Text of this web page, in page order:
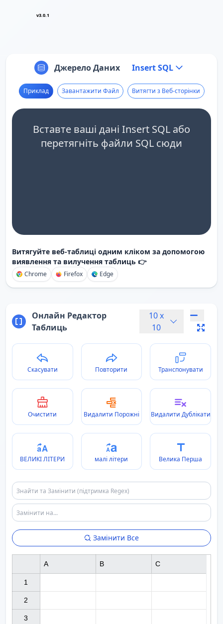
v3.0.1
Джерело Даних Insert SQL
Приклад Завантажити Файл Витягти з Веб-сторінки
Вставте ваші дані Insert SQL або
перетягніть файли SQL сюди
Витягуйте веб-таблиці одним кліком за допомогою
виявлення та вилучення таблиць 👉
Chrome Firefox Edge
Онлайн Редактор
Таблиць
10x
10
Скасувати Повторити Транспонувати
Очистити Видалити Порожні Видалити Дублікати
ВЕЛИКІ ЛІТЕРИ малі літери Велика Перша
Замінити Все
1
2
3
A B C